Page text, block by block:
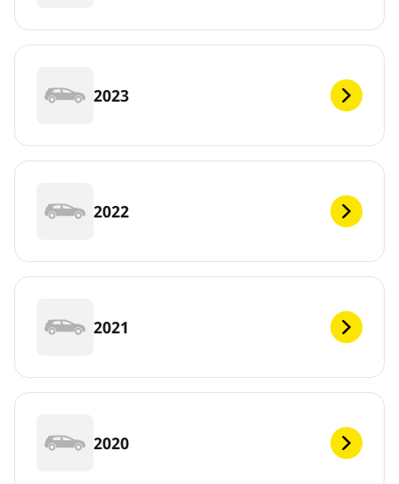
2023
2022
2021
2020